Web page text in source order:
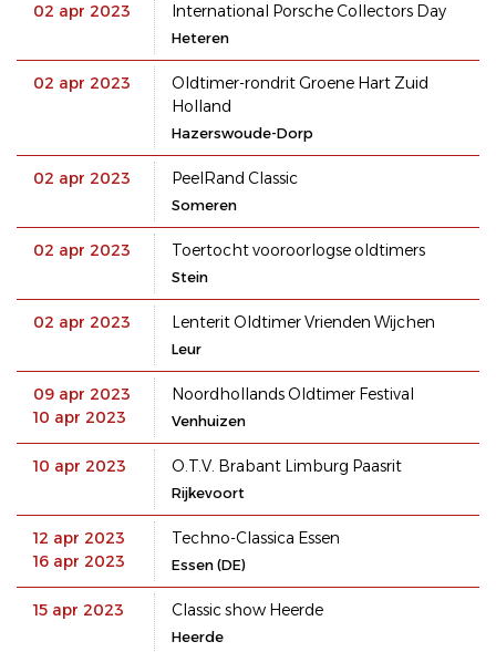
02 apr 2023 International Porsche Collectors Day
Heteren
02 apr 2023
Oldtimer-rondrit Groene Hart Zuid
Holland
Hazerswoude-Dorp
02 apr 2023 PeelRand Classic
Someren
02 apr 2023 Toertocht vooroorlogse oldtimers
Stein
02 apr 2023 Lenterit Oldtimer Vrienden Wijchen
Leur
09 apr 2023
10 apr 2023
Noordhollands Oldtimer Festival
Venhuizen
10 apr 2023 O.T.V. Brabant Limburg Paasrit
Rijkevoort
12 apr 2023
16 apr 2023
Techno-Classica Essen
Essen (DE)
15 apr 2023 Classic show Heerde
Heerde